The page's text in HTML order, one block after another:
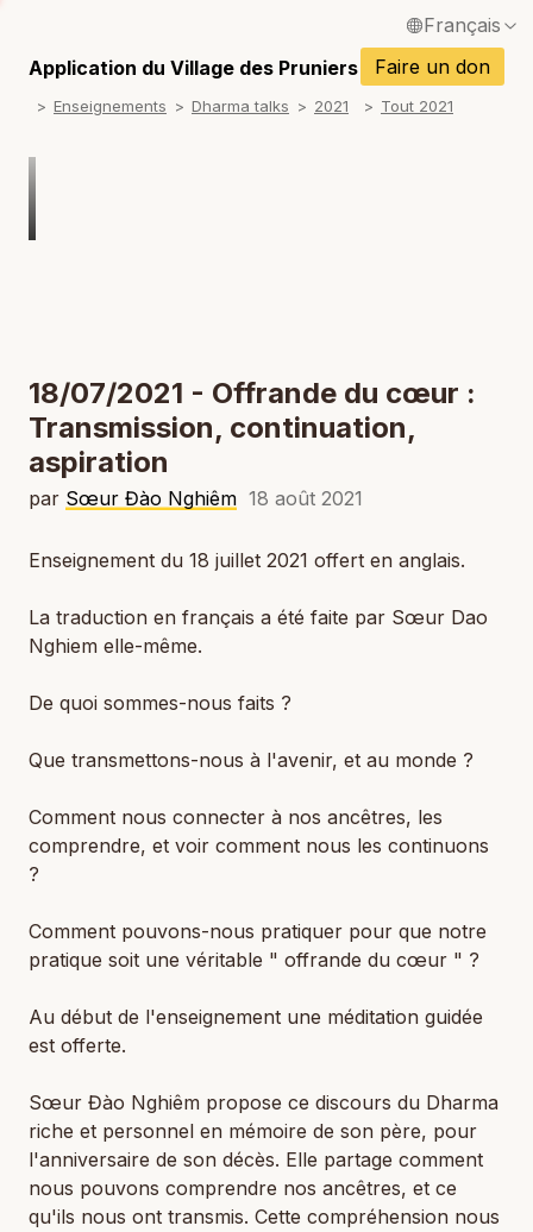
Français
English / Anglais
Español / Espagnol
Application du Village des Pruniers Faire un don
Enseignements Dharma talks 2021 Tout 2021
18/07/2021 - Offrande du cœur :
Transmission, continuation,
aspiration
par Sœur Đào Nghiêm 18 août 2021
Enseignement du 18 juillet 2021 offert en anglais.
La traduction en français a été faite par Sœur Dao
Nghiem elle-même.
De quoi sommes-nous faits ?
Que transmettons-nous à l'avenir, et au monde ?
Comment nous connecter à nos ancêtres, les
comprendre, et voir comment nous les continuons
?
Comment pouvons-nous pratiquer pour que notre
pratique soit une véritable " offrande du cœur " ?
Au début de l'enseignement une méditation guidée
est offerte.
Sœur Đào Nghiêm propose ce discours du Dharma
riche et personnel en mémoire de son père, pour
l'anniversaire de son décès. Elle partage comment
nous pouvons comprendre nos ancêtres, et ce
qu'ils nous ont transmis. Cette compréhension nous